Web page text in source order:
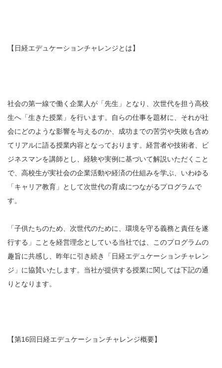
【日経エデュケーションチャレンジとは】
社会の第一線で働く企業人が「先生」となり、次世代を担う高校
生へ「生きた授業」を行います。自らの仕事を題材に、それが社
会にどのような影響を与えるのか、成功までの苦労や失敗も含め
てリアルに語る授業内容となっております。経営者や技術者、ビ
ジネスマンを講師とし、経験や実例に基づいて解説いただくこと
で、高校生が実社会の企業活動や経済の仕組みを学ぶ、いわゆる
「キャリア教育」として次世代の育成につながるプログラムで
す。
「子供たちのため、次世代のために、環境を守る義務と責任を遂
行する」ことを経営理念としている当社では、このプログラムの
趣旨に共感し、昨年に引き続き「日経エデュケーションチャレン
ジ」に協賛いたします。当社が提供する授業に関しては下記の通
りとなります。
【第16回日経エデュケーションチャレンジ概要】